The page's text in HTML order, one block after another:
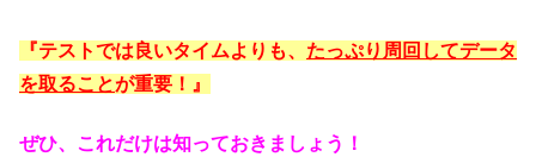
『テストでは良いタイムよりも、 たっぷり周回してデータ
を取ることが重要！』
ぜひ、これだけは知っておきましょう！